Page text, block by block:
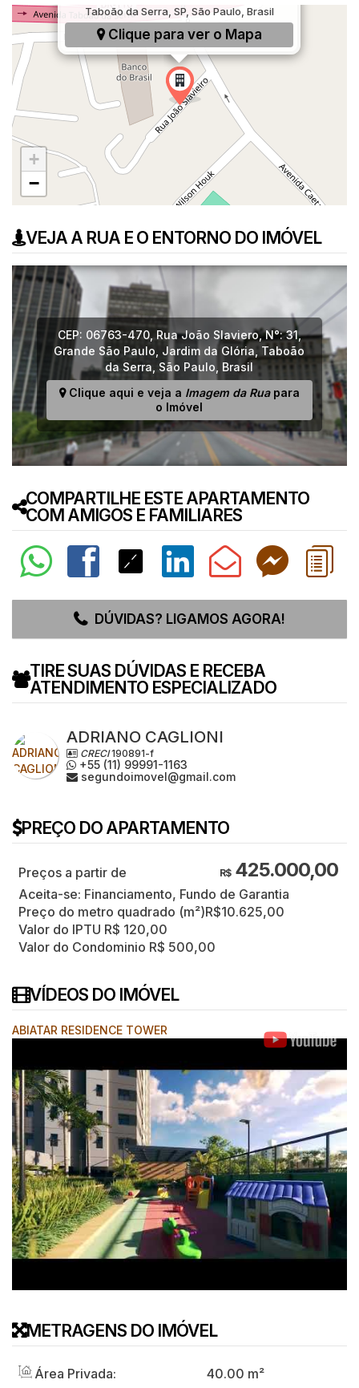
Taboão da Serra, SP, São Paulo, Brasil
Clique para ver o Mapa
+
−
VEJA A RUA E O ENTORNO DO IMÓVEL
CEP: 06763-470,Rua João Slaviero,N°:31,
Grande São Paulo Jardim da Glória Taboão
da Serra São Paulo Brasil
Clique aqui e veja a Imagem da Ruapara
o Imóvel
COMPARTILHE ESTE APARTAMENTO
COM AMIGOS E FAMILIARES
DÚVIDAS? LIGAMOS AGORA!
TIRE SUAS DÚVIDAS E RECEBA
ATENDIMENTO ESPECIALIZADO
ADRIANO CAGLIONI
CRECI190891-f
+55 (11) 99991-1163
segundoimovel@gmail.com
PREÇO DO APARTAMENTO
R$425.000,00
Aceita-se: Financiamento, Fundo de Garantia
Preço do metro quadrado (m²)R$10.625,00
Valor do IPTU R$ 120,00
Valor do Condominio R$ 500,00
VÍDEOS DO IMÓVEL
ABIATAR RESIDENCE TOWER
METRAGENS DO IMÓVEL
Área Privada: 40.00 m²